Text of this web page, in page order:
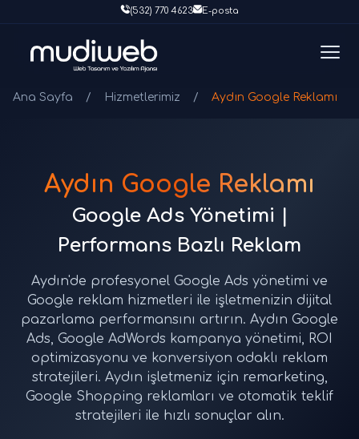
(532) 770 4623 E-posta
Ana Sayfa / Hizmetlerimiz / Aydın Google Reklamı
Aydın Google Reklamı
Google Ads Yönetimi |
Performans Bazlı Reklam
Aydın'de profesyonel Google Ads yönetimi ve
Google reklam hizmetleri ile işletmenizin dijital
pazarlama performansını artırın. Aydın Google
Ads, Google AdWords kampanya yönetimi, ROI
optimizasyonu ve konversiyon odaklı reklam
stratejileri. Aydın işletmeniz için remarketing,
Google Shopping reklamları ve otomatik teklif
stratejileri ile hızlı sonuçlar alın.